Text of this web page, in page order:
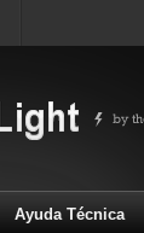
Ayuda Técnica